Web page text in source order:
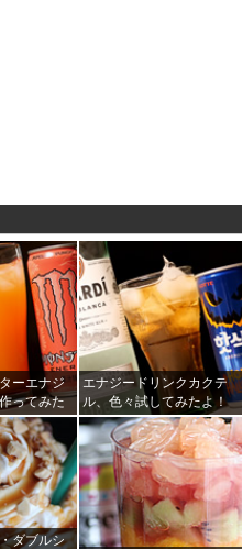
ーエナジ
ってみた
エナジードリンクカクテ
ル、色々試してみたよ！
ダブルシ